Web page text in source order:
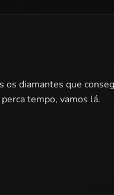
diamantes que
tempo, vamos lá.